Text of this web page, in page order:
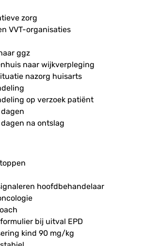
zorg
VVT-organisaties
ggz
naar wijkverpleging
nazorg huisarts
op verzoek patiënt
na ontslag
hoofdbehandelaar
bij uitval EPD
kind 90 mg/kg